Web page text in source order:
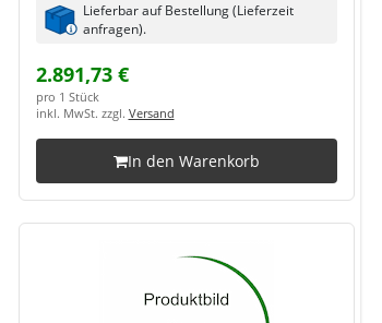
Lieferbar auf Bestellung (Lieferzeit
anfragen).
2.891,73 €
pro 1 Stück
inkl. MwSt. zzgl. Versand
In den Warenkorb